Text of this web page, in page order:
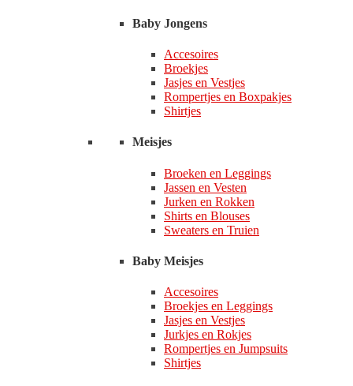
Baby Jongens
Accesoires
Broekjes
Jasjes en Vestjes
Rompertjes en Boxpakjes
Shirtjes
Meisjes
Broeken en Leggings
Jassen en Vesten
Jurken en Rokken
Shirts en Blouses
Sweaters en Truien
Baby Meisjes
Accesoires
Broekjes en Leggings
Jasjes en Vestjes
Jurkjes en Rokjes
Rompertjes en Jumpsuits
Shirtjes